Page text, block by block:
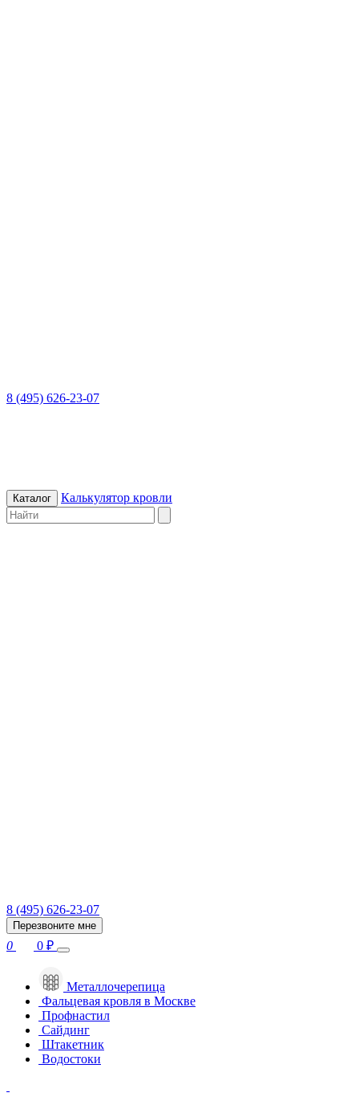
8 (495) 626-23-07
Каталог Калькулятор кровли
8 (495) 626-23-07
Перезвоните мне
0 0 ₽
Металлочерепица
Фальцевая кровля в Москве
Профнастил
Сайдинг
Штакетник
Водостоки